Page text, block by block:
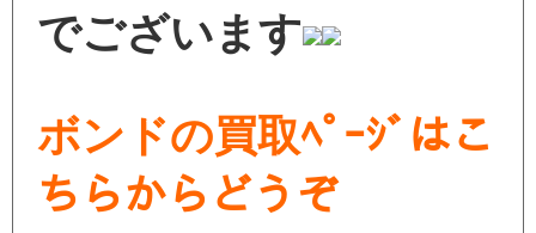
でございます
ボンドの買取ﾍﾟｰｼﾞはこ
ちらからどうぞ